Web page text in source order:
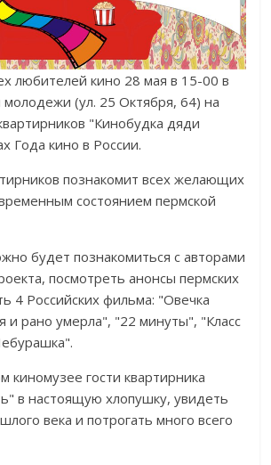
любителей кино 28 мая в 15-00 в
молодежи (ул. 25 Октября, 64) на
"Кинобудка дяди
Года кино в России.
познакомит всех желающих
состоянием пермской
будет познакомиться с авторами
посмотреть анонсы пермских
4 Российских фильма: "Овечка
и рано умерла", "22 минуты", "Класс
киномузее гости квартирника
в настоящую хлопушку, увидеть
века и потрогать много всего